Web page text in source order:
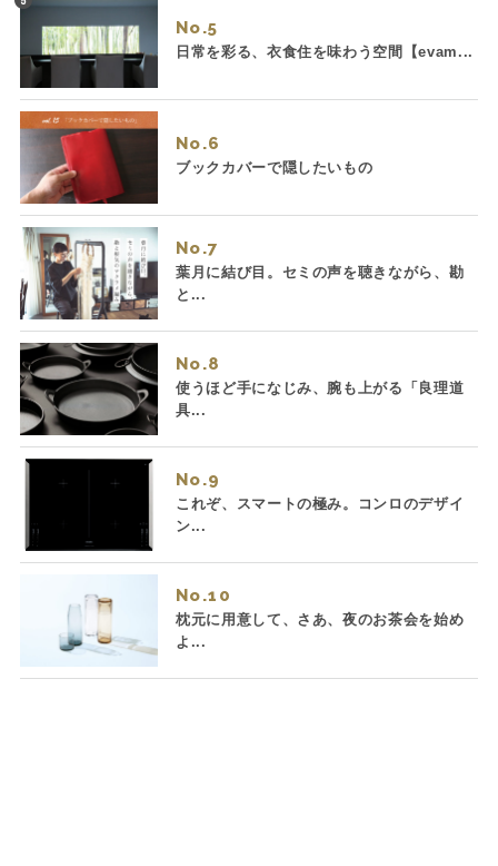
No.
日常を彩る、衣食住を味わう空間【evam...
No.
ブックカバーで隠したいもの
No.
葉月に結び目。セミの声を聴きながら、勘
と...
No.
使うほど手になじみ、腕も上がる「良理道
具...
No.
これぞ、スマートの極み。コンロのデザイ
ン...
No.
枕元に用意して、さあ、夜のお茶会を始め
よ...